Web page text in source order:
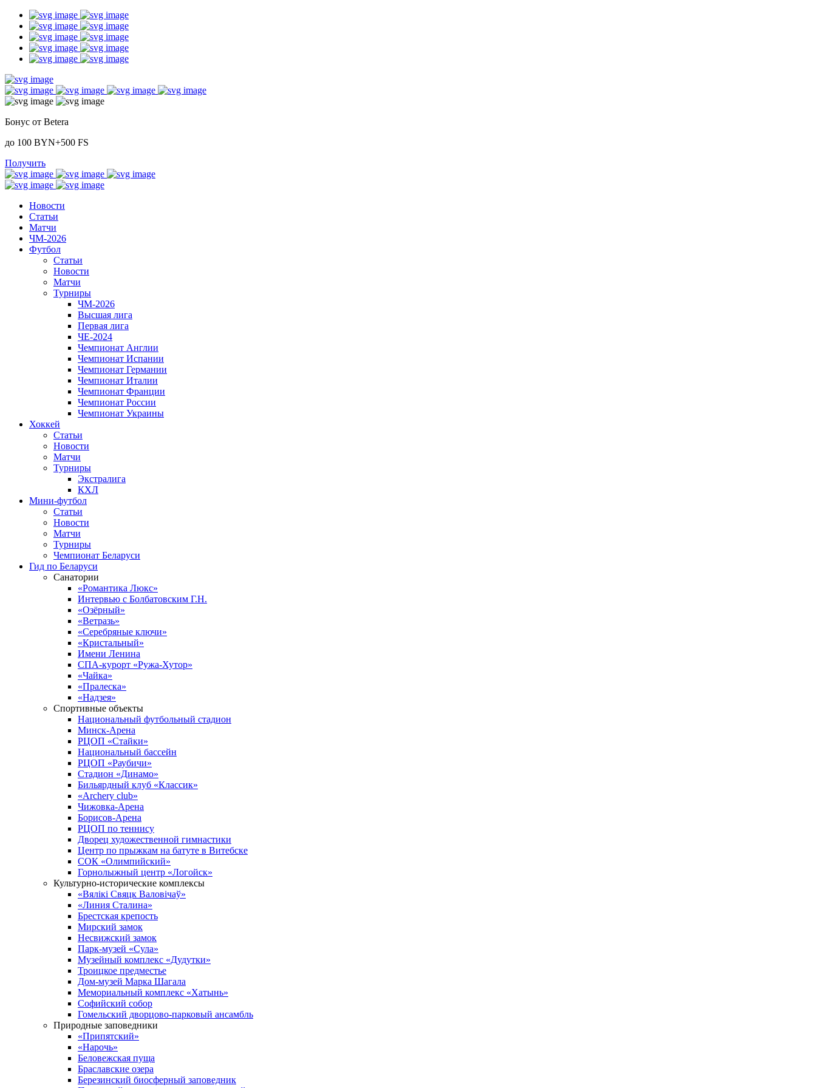
Бонус от Betera
до 100 BYN+500 FS
Получить
Новости
Статьи
Матчи
ЧМ-2026
Футбол
Статьи
Новости
Матчи
Турниры
ЧМ-2026
Высшая лига
Первая лига
ЧЕ-2024
Чемпионат Англии
Чемпионат Испании
Чемпионат Германии
Чемпионат Италии
Чемпионат Франции
Чемпионат России
Чемпионат Украины
Хоккей
Статьи
Новости
Матчи
Турниры
Экстралига
КХЛ
Мини-футбол
Статьи
Новости
Матчи
Турниры
Чемпионат Беларуси
Гид по Беларуси
Санатории
«Романтика Люкс»
Интервью с Болбатовским Г.Н.
«Озёрный»
«Ветразь»
«Серебряные ключи»
«Кристальный»
Имени Ленина
СПА-курорт «Ружа-Хутор»
«Чайка»
«Пралеска»
«Надзея»
Спортивные объекты
Национальный футбольный стадион
Минск-Арена
РЦОП «Стайки»
Национальный бассейн
РЦОП «Раубичи»
Стадион «Динамо»
Бильярдный клуб «Классик»
«Archery club»
Чижовка-Арена
Борисов-Арена
РЦОП по теннису
Дворец художественной гимнастики
Центр по прыжкам на батуте в Витебске
СОК «Олимпийский»
Горнолыжный центр «Логойск»
Культурно-исторические комплексы
«Вялікі Свяцк Валовічаў»
«Линия Сталина»
Брестская крепость
Мирский замок
Несвижский замок
Парк-музей «Сула»
Музейный комплекс «Дудутки»
Троицкое предместье
Дом-музей Марка Шагала
Мемориальный комплекс «Хатынь»
Софийский собор
Гомельский дворцово-парковый ансамбль
Природные заповедники
«Припятский»
«Нарочь»
Беловежская пуща
Браславские озера
Березинский биосферный заповедник